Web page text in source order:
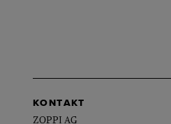
KONTAKT
ZOPPI AG